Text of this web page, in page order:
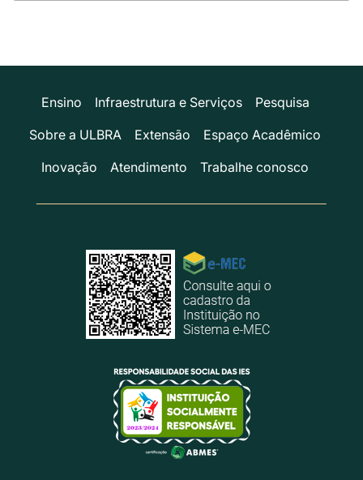
Ensino Infraestrutura e Serviços
Pesquisa
Sobre a ULBRA
Extensão
Espaço Acadêmico
Inovação
Atendimento Trabalhe conosco